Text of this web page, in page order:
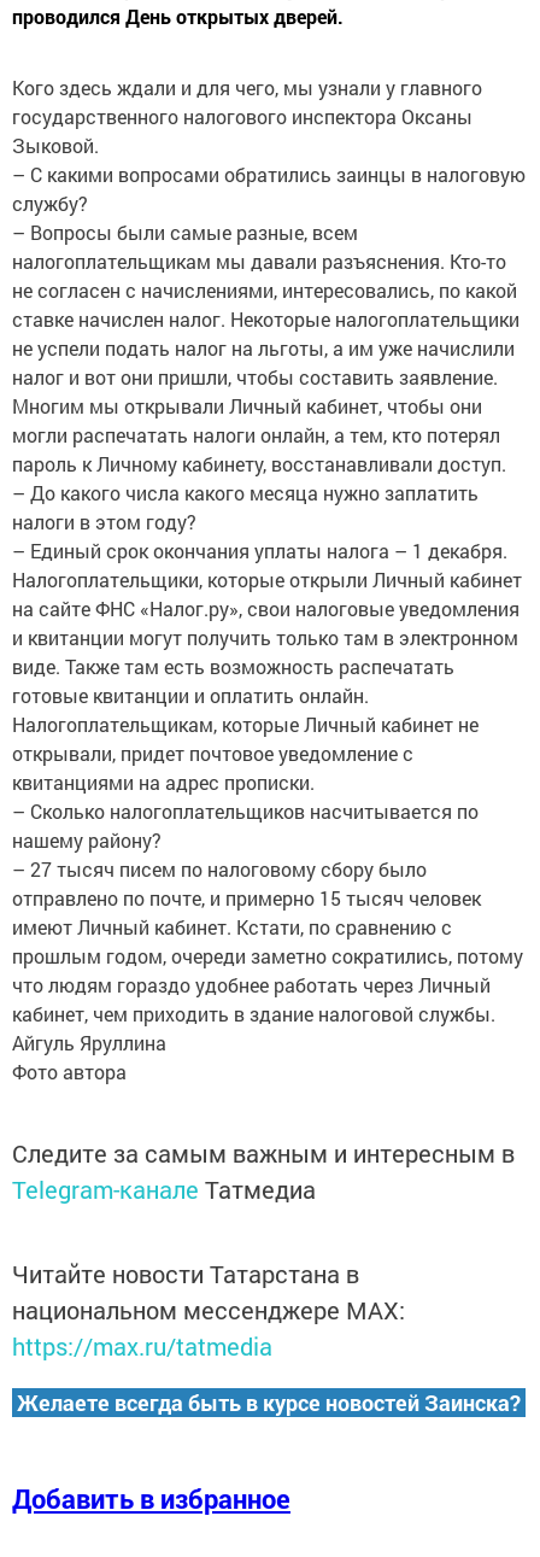
проводился День открытых дверей.
Кого здесь ждали и для чего, мы узнали у главного
государственного налогового инспектора Оксаны
Зыковой.
– С какими вопросами обратились заинцы в налоговую
службу?
– Вопросы были самые разные, всем
налогоплательщикам мы давали разъяснения. Кто-то
не согласен с начислениями, интересовались, по какой
ставке начислен налог. Некоторые налогоплательщики
не успели подать налог на льготы, а им уже начислили
налог и вот они пришли, чтобы составить заявление.
Многим мы открывали Личный кабинет, чтобы они
могли распечатать налоги онлайн, а тем, кто потерял
пароль к Личному кабинету, восстанавливали доступ.
– До какого числа какого месяца нужно заплатить
налоги в этом году?
– Единый срок окончания уплаты налога – 1 декабря.
Налогоплательщики, которые открыли Личный кабинет
на сайте ФНС «Налог.ру», свои налоговые уведомления
и квитанции могут получить только там в электронном
виде. Также там есть возможность распечатать
готовые квитанции и оплатить онлайн.
Налогоплательщикам, которые Личный кабинет не
открывали, придет почтовое уведомление с
квитанциями на адрес прописки.
– Сколько налогоплательщиков насчитывается по
нашему району?
– 27 тысяч писем по налоговому сбору было
отправлено по почте, и примерно 15 тысяч человек
имеют Личный кабинет. Кстати, по сравнению с
прошлым годом, очереди заметно сократились, потому
что людям гораздо удобнее работать через Личный
кабинет, чем приходить в здание налоговой службы.
Айгуль Яруллина
Фото автора
Следите за самым важным и интересным в
Telegram-канале Татмедиа
Читайте новости Татарстана в
национальном мессенджере MАХ:
https://max.ru/tatmedia
Желаете всегда быть в курсе новостей Заинска?
Добавить в избранное